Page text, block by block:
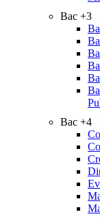
Bac +3
Bac +4